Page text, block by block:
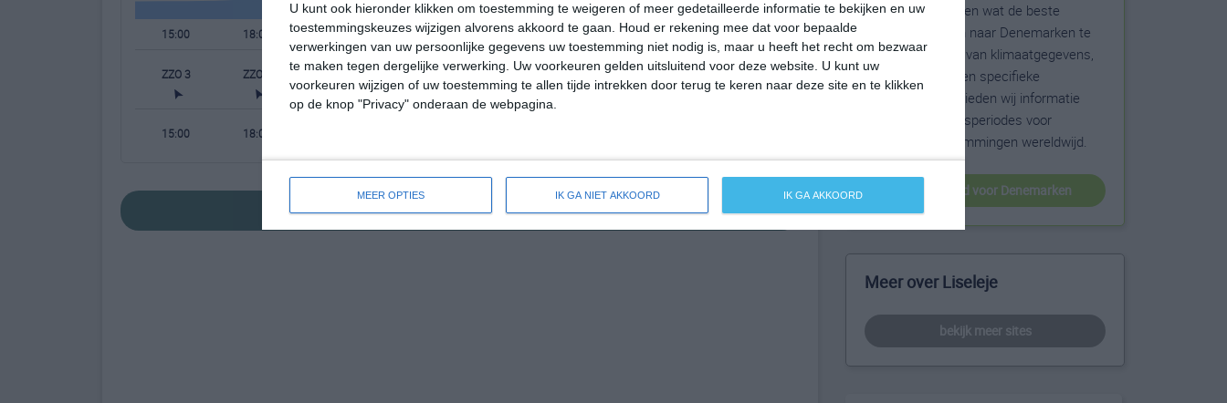
U kunt ook hieronder klikken om toestemming te weigeren of meer gedetailleerde informatie te bekijken en uw
toestemmingskeuzes wijzigen alvorens akkoord te gaan.
Houd er rekening mee dat voor bepaalde
verwerkingen van uw persoonlijke gegevens uw toestemming niet nodig is, maar u heeft het recht om bezwaar
te maken tegen dergelijke verwerking. Uw voorkeuren gelden uitsluitend voor deze website. U kunt uw
voorkeuren wijzigen of uw toestemming te allen tijde intrekken door terug te keren naar deze site en te klikken
op de knop "Privacy" onderaan de webpagina.
MEER OPTIES IK GA NIET AKKOORD IK GA AKKOORD
15:00 18:00 21:00 00:00 03:00 06:00 09:00 12:00
ZZO 3 ZZO 3 ZZO 2 ZW 2 WZW 2 W 3 W 3 W 3
15:00 18:00
bekijk de uitgebreide weersverwachting voor Liseleje
reizen. Wil je weten wat de beste
maanden zijn om naar Denemarken te
reizen? Op basis van klimaatgegevens,
weersextremen en specifieke
weerinformatie bieden wij informatie
over de beste reisperiodes voor
duizenden bestemmingen wereldwijd.
beste reistijd voor Denemarken
Meer over Liseleje
bekijk meer sites